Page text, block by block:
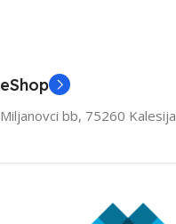
eShop
Miljanovci bb, 75260 Kalesija